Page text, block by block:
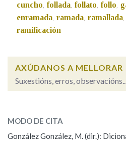
Nos exemplos
OUTRAS OPCIÓNS DE
cuncho, follada, follato, follo,
enramada, ramada, ramallada,
ramificación
AXÚDANOS A MELLORAR
Suxestións, erros,
ESCOLLE UNHA OPCIÓN:
MODO DE CITA
González González, M. (dir.):